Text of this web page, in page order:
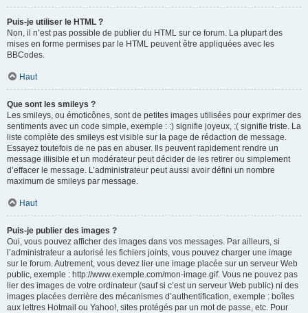
Puis-je utiliser le HTML ?
Non, il n’est pas possible de publier du HTML sur ce forum. La plupart des
mises en forme permises par le HTML peuvent être appliquées avec les
BBCodes.
Haut
Que sont les smileys ?
Les smileys, ou émoticônes, sont de petites images utilisées pour exprimer des
sentiments avec un code simple, exemple : :) signifie joyeux, :( signifie triste. La
liste complète des smileys est visible sur la page de rédaction de message.
Essayez toutefois de ne pas en abuser. Ils peuvent rapidement rendre un
message illisible et un modérateur peut décider de les retirer ou simplement
d’effacer le message. L’administrateur peut aussi avoir défini un nombre
maximum de smileys par message.
Haut
Puis-je publier des images ?
Oui, vous pouvez afficher des images dans vos messages. Par ailleurs, si
l’administrateur a autorisé les fichiers joints, vous pouvez charger une image
sur le forum. Autrement, vous devez lier une image placée sur un serveur Web
public, exemple : http://www.exemple.com/mon-image.gif. Vous ne pouvez pas
lier des images de votre ordinateur (sauf si c’est un serveur Web public) ni des
images placées derrière des mécanismes d’authentification, exemple : boîtes
aux lettres Hotmail ou Yahoo!, sites protégés par un mot de passe, etc. Pour